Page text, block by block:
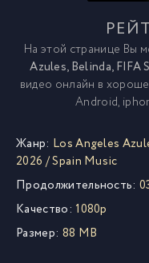
На этой странице Вы
Azules, Belinda, FIFA
видео онлайн в
Android,
Жанр: Los Angeles
2026 /Spain Music
Продолжительность:
Качество: 1080p
Размер: 88 MB